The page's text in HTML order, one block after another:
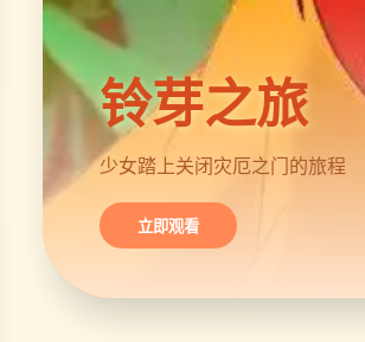
铃芽之旅
少女踏上关闭灾厄之门的旅程
立即观看